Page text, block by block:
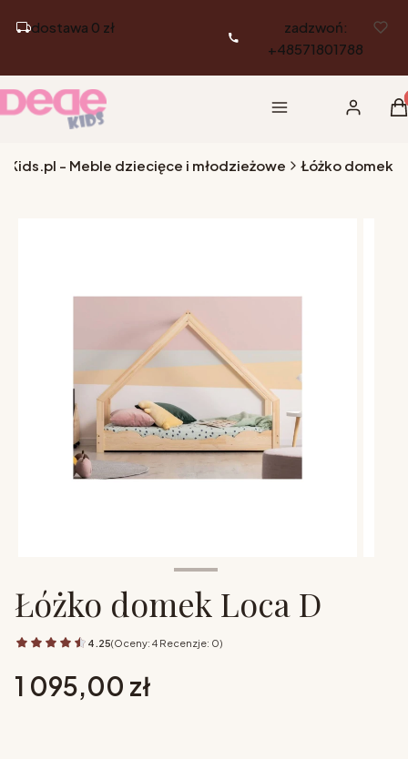
dostawa 0 zł
zadzwoń:
+48571801788
Menu Zaloguj się
- Meble dziecięce i młodzieżowe Łóżko domek
Łóżko domek Loca D
4.25(Oceny: 4 Recenzje: 0)
Cena
1 095,00 zł